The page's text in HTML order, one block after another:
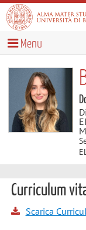
Menu
Curriculum
Scarica